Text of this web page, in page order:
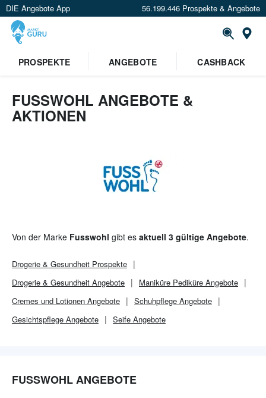
DIE Angebote App 56.199.446 Prospekte & Angebote
PROSPEKTE
ANGEBOTE CASHBACK
FUSSWOHL ANGEBOTE &
AKTIONEN
Von der Marke Fusswohl gibt es aktuell 3 gültige Angebote.
Drogerie & Gesundheit Prospekte
Drogerie & Gesundheit Angebote
Maniküre Pediküre Angebote
Cremes und Lotionen Angebote
Schuhpflege Angebote
Gesichtspflege Angebote
Seife Angebote
FUSSWOHL ANGEBOTE